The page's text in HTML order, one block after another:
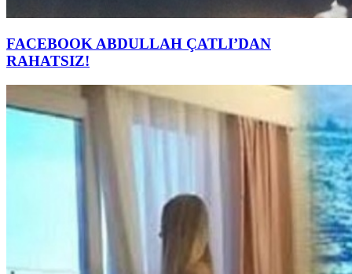
FACEBOOK ABDULLAH ÇATLI’DAN
RAHATSIZ!